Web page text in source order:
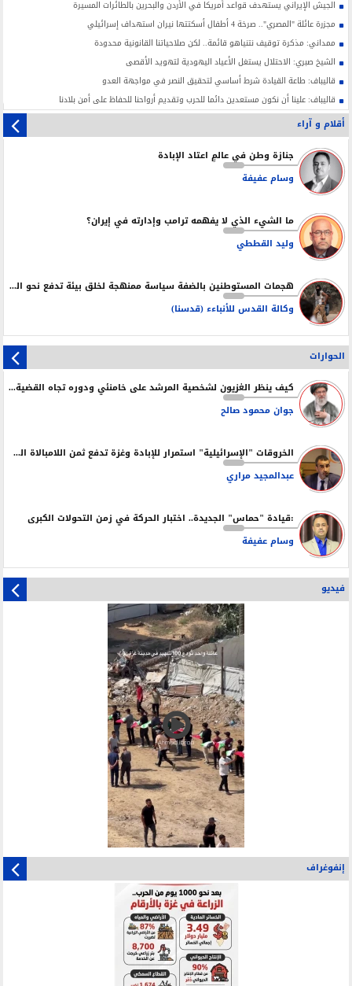
الجيش الإيراني يستهدف قواعد أمريكا في الأردن والبحرين بالطائرات المسيرة
مجزرة عائلة "المصري".. صرخة 4 أطفال أسكتتها نيران استهداف إسرائيلي
ممداني: مذكرة توقيف نتنياهو قائمة.. لكن صلاحياتنا القانونية محدودة
الشيخ صبري: الاحتلال يستغل الأعياد اليهودية لتهويد الأقصى
قاليباف: طاعة القيادة شرط أساسي لتحقيق النصر في مواجهة العدو
قاليباف: علينا أن نكون مستعدين دائما للحرب وتقديم أرواحنا للحفاظ على أمن بلادنا
أقلام و آراء
جنازة وطن في عالمٍ اعتاد الإبادة
وسام عفيفة
ما الشيء الذي لا يفهمه ترامب وإدارته في إيران؟
وليد القططي
هجمات المستوطنين بالضفة سياسة ممنهجة لخلق بيئة تدفع نحو التهجير
وكالة القدس للأنباءء (قدسنا)
الحوارات
كيف ينظر الغزيون لشخصية المرشد على خامنئي ودوره تجاه القضية الفلسطينة ؟
جوان محمود صالح
الخروقات "الإسرائيلية" استمرار للإبادة وغزة تدفع ثمن اللامبالاة الدولية
عبدالمجيد مراري
:قيادة "حماس" الجديدة.. اختبار الحركة في زمن التحولات الكبرى
وسام عفيفة
فيديو
إنفوغراف